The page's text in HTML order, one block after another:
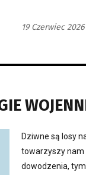
19 Czerwiec 2026
Dziwne są losy
towarzyszy nam
dowodzenia,